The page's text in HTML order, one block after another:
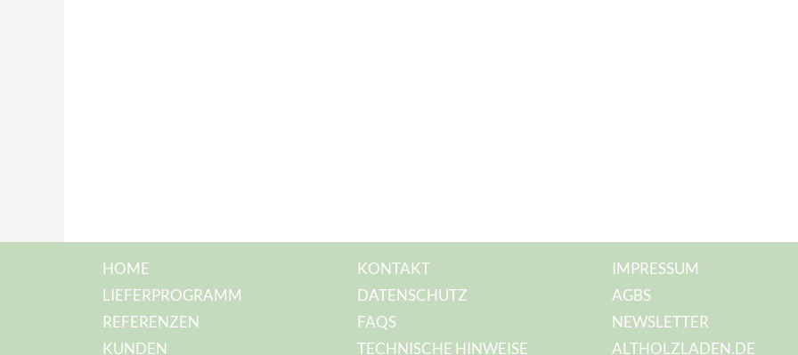
HOME
LIEFERPROGRAMM
REFERENZEN
KUNDEN
KONTAKT
DATENSCHUTZ
FAQS
TECHNISCHE HINWEISE
IMPRESSUM
AGBS
NEWSLETTER
ALTHOLZLADEN.DE